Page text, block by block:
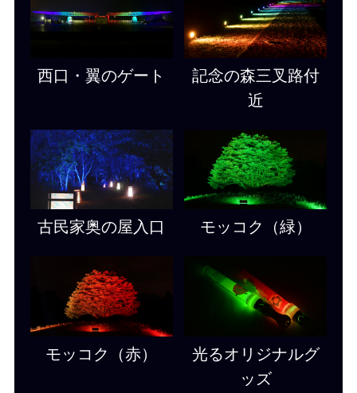
西口・翼のゲート
記念の森三叉路付
近
古民家奥の屋入口 モッコク（緑）
モッコク（赤）
光るオリジナルグ
ッズ